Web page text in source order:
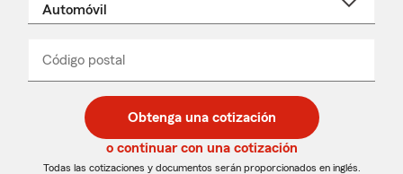
desplegable
Código postal
de
5
dígitos
de
5
dígitos
_____
Obtenga una cotización
o continuar con una cotización
Todas las cotizaciones y documentos serán proporcionados en inglés.